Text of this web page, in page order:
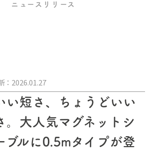
ニュースリリース
：2026.01.27
い短さ、ちょうどいい
。大人気マグネットシ
ブルに0.5mタイプが登